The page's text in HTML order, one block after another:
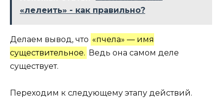
«лелеить» - как правильно?
Делаем вывод, что «пчела» — имя
существительное. Ведь она самом деле
существует.
Переходим к следующему этапу действий.